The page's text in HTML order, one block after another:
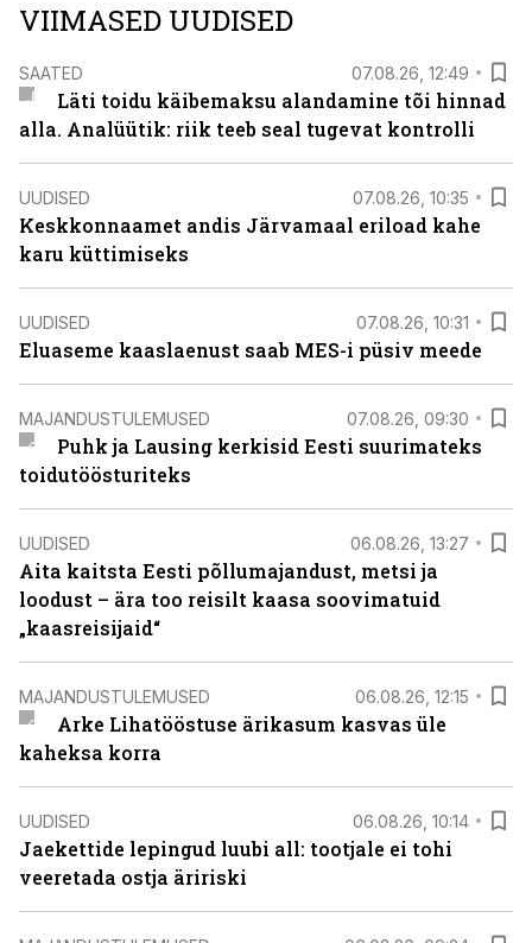
VIIMASED UUDISED
SAATED 07.08.26, 12:49
Läti toidu käibemaksu alandamine tõi hinnad
alla. Analüütik: riik teeb seal tugevat kontrolli
UUDISED 07.08.26, 10:35
Keskkonnaamet andis Järvamaal eriload kahe
karu küttimiseks
UUDISED 07.08.26, 10:31
Eluaseme kaaslaenust saab MES-i püsiv meede
MAJANDUSTULEMUSED 07.08.26, 09:30
Puhk ja Lausing kerkisid Eesti suurimateks
toidutöösturiteks
UUDISED 06.08.26, 13:27
Aita kaitsta Eesti põllumajandust, metsi ja
loodust – ära too reisilt kaasa soovimatuid
„kaasreisijaid“
MAJANDUSTULEMUSED 06.08.26, 12:15
Arke Lihatööstuse ärikasum kasvas üle
kaheksa korra
UUDISED 06.08.26, 10:14
Jaekettide lepingud luubi all: tootjale ei tohi
veeretada ostja äririski